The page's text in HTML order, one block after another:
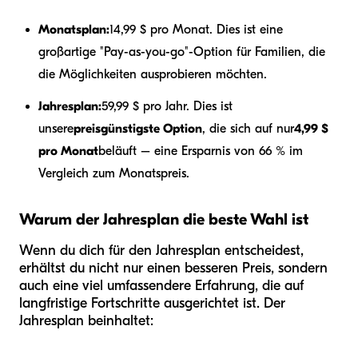
Monatsplan:14,99 $ pro Monat. Dies ist eine
großartige "Pay-as-you-go"-Option für Familien, die
die Möglichkeiten ausprobieren möchten.
Jahresplan:59,99 $ pro Jahr. Dies ist
unserepreisgünstigste Option, die sich auf nur4,99 $
pro Monatbeläuft – eine Ersparnis von 66 % im
Vergleich zum Monatspreis.
Warum der Jahresplan die beste Wahl ist
Wenn du dich für den Jahresplan entscheidest,
erhältst du nicht nur einen besseren Preis, sondern
auch eine viel umfassendere Erfahrung, die auf
langfristige Fortschritte ausgerichtet ist. Der
Jahresplan beinhaltet: